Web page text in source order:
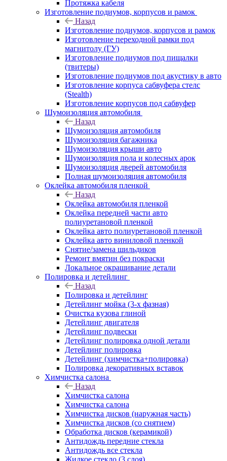
Протяжка кабеля
Изготовление подиумов, корпусов и рамок
Назад
Изготовление подиумов, корпусов и рамок
Изготовление переходной рамки под
магнитолу (ГУ)
Изготовление подиумов под пищалки
(твитеры)
Изготовление подиумов под акустику в авто
Изготовление корпуса сабвуфера стелс
(Stealth)
Изготовление корпусов под сабвуфер
Шумоизоляция автомобиля
Назад
Шумоизоляция автомобиля
Шумоизоляция багажника
Шумоизоляция крыши авто
Шумоизоляция пола и колесных арок
Шумоизоляция дверей автомобиля
Полная шумоизоляция автомобиля
Оклейка автомобиля пленкой
Назад
Оклейка автомобиля пленкой
Оклейка передней части авто
полиуретановой пленкой
Оклейка авто полиуретановой пленкой
Оклейка авто виниловой пленкой
Снятие/замена шильдиков
Ремонт вмятин без покраски
Локальное окрашивание детали
Полировка и детейлинг
Назад
Полировка и детейлинг
Детейлинг мойка (3-х фазная)
Очистка кузова глиной
Детейлинг двигателя
Детейлинг подвески
Детейлинг полировка одной детали
Детейлинг полировка
Детейлинг (химчистка+полировка)
Полировка декоративных вставок
Химчистка салона
Назад
Химчистка салона
Химчистка салона
Химчистка дисков (наружная часть)
Химчистка дисков (со снятием)
Обработка дисков (керамикой)
Антидождь передние стекла
Антидождь все стекла
Жидкое стекло (3 слоя)